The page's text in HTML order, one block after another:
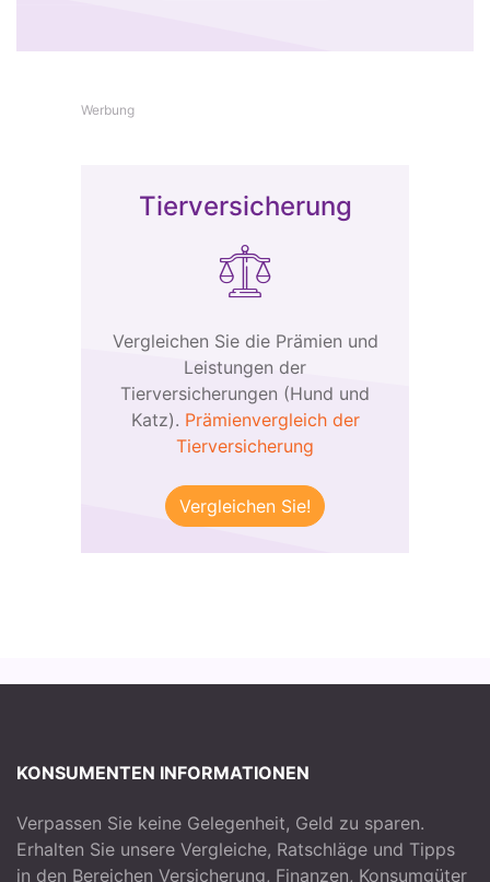
Werbung
Tierversicherung
Vergleichen Sie die Prämien und
Leistungen der
Tierversicherungen (Hund und
Katz). Prämienvergleich der
Tierversicherung
Vergleichen Sie!
KONSUMENTEN INFORMATIONEN
Verpassen Sie keine Gelegenheit, Geld zu sparen.
Erhalten Sie unsere Vergleiche, Ratschläge und Tipps
in den Bereichen Versicherung, Finanzen, Konsumgüter